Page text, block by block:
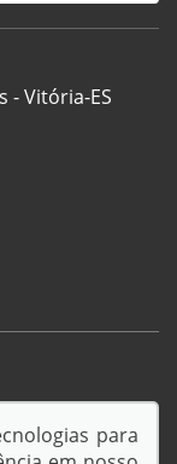
- Vitória-ES
para